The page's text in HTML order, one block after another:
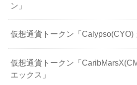
ン」
仮想通貨トークン「Calypso(CYO)
仮想通貨トークン「
エックス」